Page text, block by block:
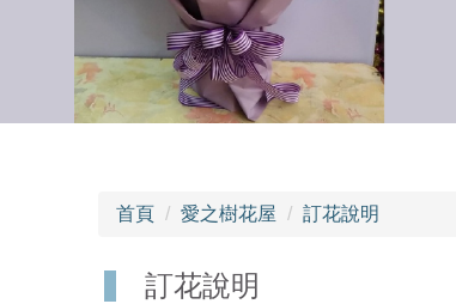
首頁 愛之樹花屋 訂花說明
訂花說明